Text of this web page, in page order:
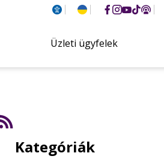
Üzleti ügyfelek
Kategóriák